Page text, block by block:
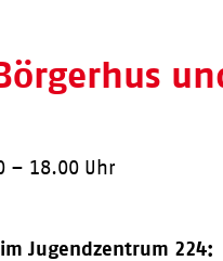
– 18.00 Uhr
Jugendzentrum 224: